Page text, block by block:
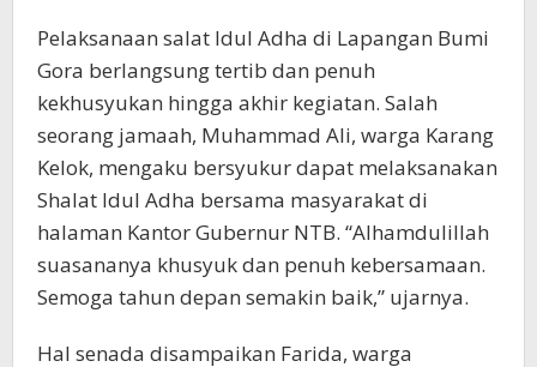
Pelaksanaan salat Idul Adha di Lapangan Bumi
Gora berlangsung tertib dan penuh
kekhusyukan hingga akhir kegiatan. Salah
seorang jamaah, Muhammad Ali, warga Karang
Kelok, mengaku bersyukur dapat melaksanakan
Shalat Idul Adha bersama masyarakat di
halaman Kantor Gubernur NTB. “Alhamdulillah
suasananya khusyuk dan penuh kebersamaan.
Semoga tahun depan semakin baik,” ujarnya.
Hal senada disampaikan Farida, warga